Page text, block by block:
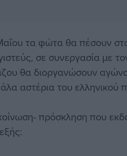
τα φώτα θα πέσουν
σε συνεργασία με
θα διοργανώσουν
αστέρια του ελληνικού
πρόσκληση που